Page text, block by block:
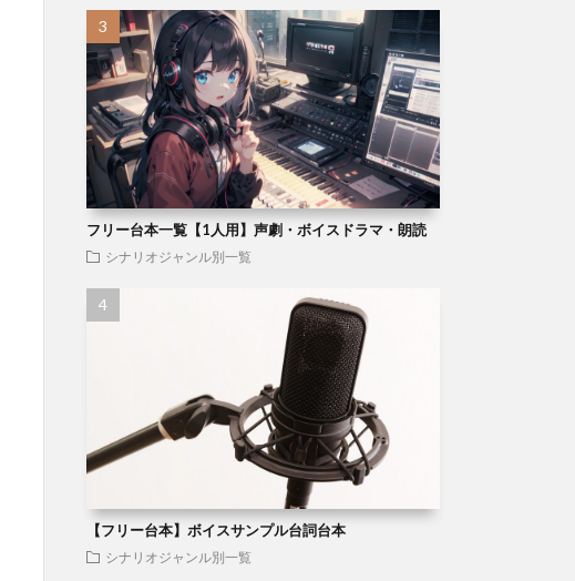
フリー台本一覧【1人用】声劇・ボイスドラマ・朗読
シナリオジャンル別一覧
【フリー台本】ボイスサンプル台詞台本
シナリオジャンル別一覧